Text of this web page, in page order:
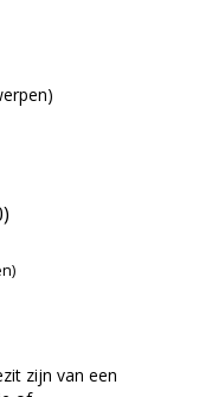
zijn van een